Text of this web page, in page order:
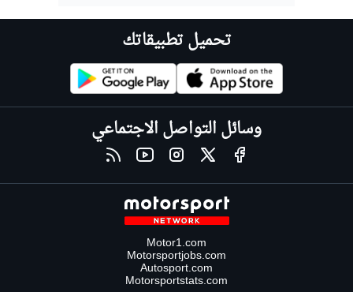
تحميل تطبيقاتك
وسائل التواصل الاجتماعي
Motor1.com
Motorsportjobs.com
Autosport.com
Motorsportstats.com